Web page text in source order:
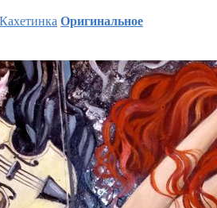
КахетинкаОригинальное